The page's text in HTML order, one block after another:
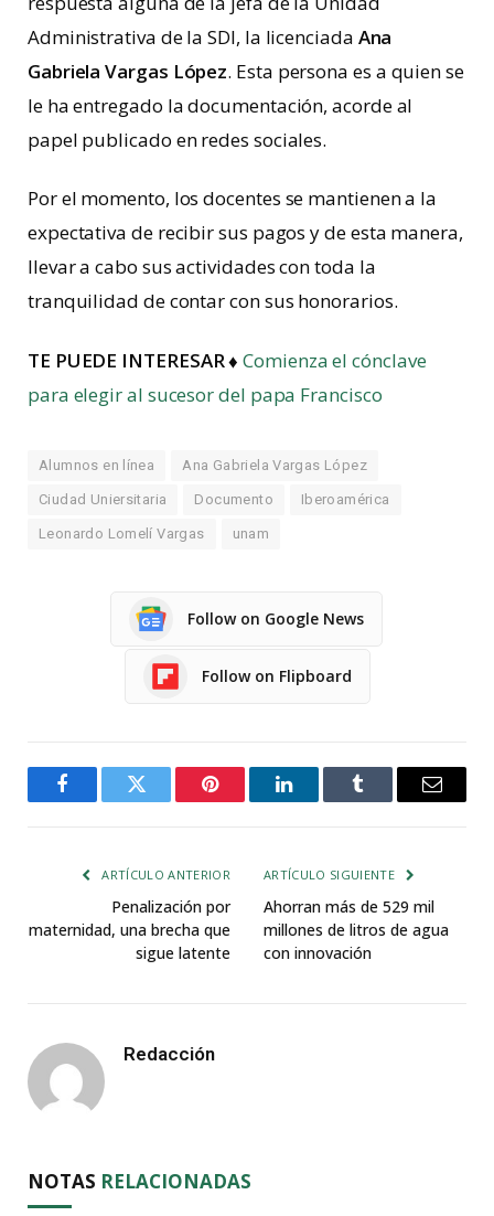
Administrativa de la SDI, la licenciada Ana
Gabriela Vargas López. Esta persona es a quien se
le ha entregado la documentación, acorde al
papel publicado en redes sociales.
Por el momento, los docentes se mantienen a la
expectativa de recibir sus pagos y de esta manera,
llevar a cabo sus actividades con toda la
tranquilidad de contar con sus honorarios.
TE PUEDE INTERESAR ♦Comienza el cónclave
para elegir al sucesor del papa Francisco
Alumnos en línea Ana Gabriela Vargas López
Ciudad Uniersitaria Documento Iberoamérica
Leonardo Lomelí Vargas unam
Follow on Google News
Follow on Flipboard
FacebookTwitter Pinterest LinkedInTumblr Email
ARTÍCULO ANTERIOR
Penalización por
maternidad, una brecha que
sigue latente
ARTÍCULO SIGUIENTE
Ahorran más de 529 mil
millones de litros de agua
con innovación
Redacción
NOTAS RELACIONADAS